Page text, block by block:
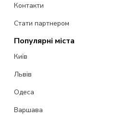
Контакти
Стати партнером
Популярні міста
Київ
Львів
Одеса
Варшава